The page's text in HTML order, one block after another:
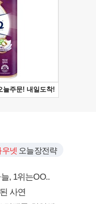
우넷 오늘장전략
, 1위는OO..
사연